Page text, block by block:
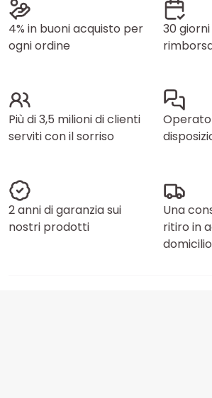
4% in buoni acquisto per
ogni ordine
30
Più di 3,5 milioni di clienti
serviti con il sorriso
2 anni di garanzia sui
nostri prodotti
Una
ritiro in
domicilio